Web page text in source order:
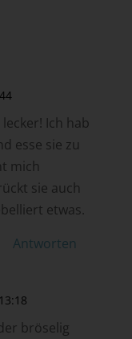
Ich hab
esse sie zu
mich
sie auch
etwas.
Antworten
bröselig